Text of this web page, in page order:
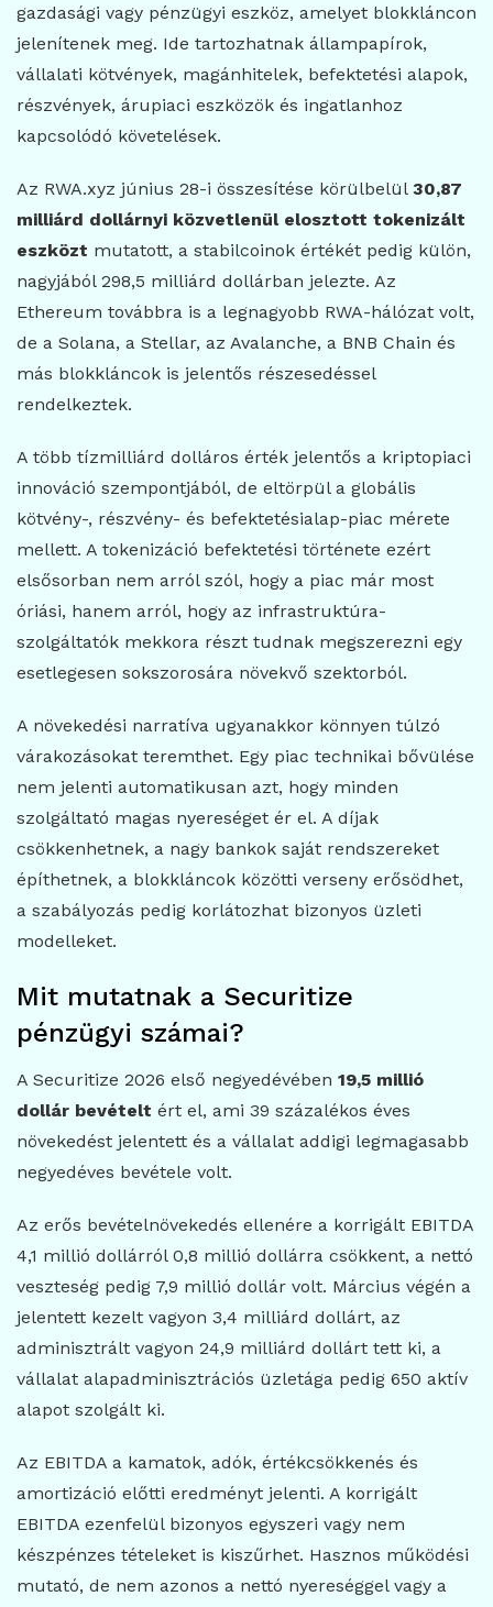
gazdasági vagy pénzügyi eszköz, amelyet blokkláncon
jelenítenek meg. Ide tartozhatnak állampapírok,
vállalati kötvények, magánhitelek, befektetési alapok,
részvények, árupiaci eszközök és ingatlanhoz
kapcsolódó követelések.
Az RWA.xyz június 28-i összesítése körülbelül 30,87
milliárd dollárnyi közvetlenül elosztott tokenizált
eszközt mutatott, a stabilcoinok értékét pedig külön,
nagyjából 298,5 milliárd dollárban jelezte. Az
Ethereum továbbra is a legnagyobb RWA-hálózat volt,
de a Solana, a Stellar, az Avalanche, a BNB Chain és
más blokkláncok is jelentős részesedéssel
rendelkeztek.
A több tízmilliárd dolláros érték jelentős a kriptopiaci
innováció szempontjából, de eltörpül a globális
kötvény-, részvény- és befektetésialap-piac mérete
mellett. A tokenizáció befektetési története ezért
elsősorban nem arról szól, hogy a piac már most
óriási, hanem arról, hogy az infrastruktúra-
szolgáltatók mekkora részt tudnak megszerezni egy
esetlegesen sokszorosára növekvő szektorból.
A növekedési narratíva ugyanakkor könnyen túlzó
várakozásokat teremthet. Egy piac technikai bővülése
nem jelenti automatikusan azt, hogy minden
szolgáltató magas nyereséget ér el. A díjak
csökkenhetnek, a nagy bankok saját rendszereket
építhetnek, a blokkláncok közötti verseny erősödhet,
a szabályozás pedig korlátozhat bizonyos üzleti
modelleket.
Mit mutatnak a Securitize
pénzügyi számai?
A Securitize 2026 első negyedévében 19,5 millió
dollár bevételt ért el, ami 39 százalékos éves
növekedést jelentett és a vállalat addigi legmagasabb
negyedéves bevétele volt.
Az erős bevételnövekedés ellenére a korrigált EBITDA
4,1 millió dollárról 0,8 millió dollárra csökkent, a nettó
veszteség pedig 7,9 millió dollár volt. Március végén a
jelentett kezelt vagyon 3,4 milliárd dollárt, az
adminisztrált vagyon 24,9 milliárd dollárt tett ki, a
vállalat alapadminisztrációs üzletága pedig 650 aktív
alapot szolgált ki.
Az EBITDA a kamatok, adók, értékcsökkenés és
amortizáció előtti eredményt jelenti. A korrigált
EBITDA ezenfelül bizonyos egyszeri vagy nem
készpénzes tételeket is kiszűrhet. Hasznos működési
mutató, de nem azonos a nettó nyereséggel vagy a